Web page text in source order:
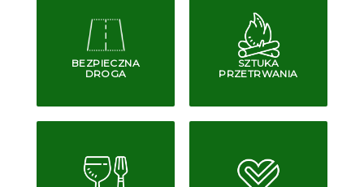
BEZPIECZNA
DROGA
SZTUKA
PRZETRWANIA